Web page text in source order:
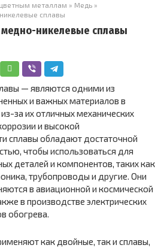
металлам » Медь »
сплавы
никелевые сплавы
— являются одними из
и важных материалов в
за их отличных механических
и высокой
сплавы обладают достаточной
чтобы использоваться для
деталей и компонентов, таких как
трубопроводы и другие. Они
в авиационной и космической
в производстве электрических
обогрева.
как двойные, так и сплавы,